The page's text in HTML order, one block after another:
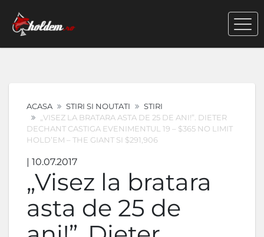
ACASA STIRI SI NOUTATI
STIRI
„VISEZ LA BRATARA ASTA DE 25 DE ANI!”. DIETER
DECHANT CASTIGA EVENIMENTUL 19 – $365 NO LIMIT
HOLD’EM – THE GIANT SI $291,906
| 10.07.2017
„Visez la bratara
asta de 25 de